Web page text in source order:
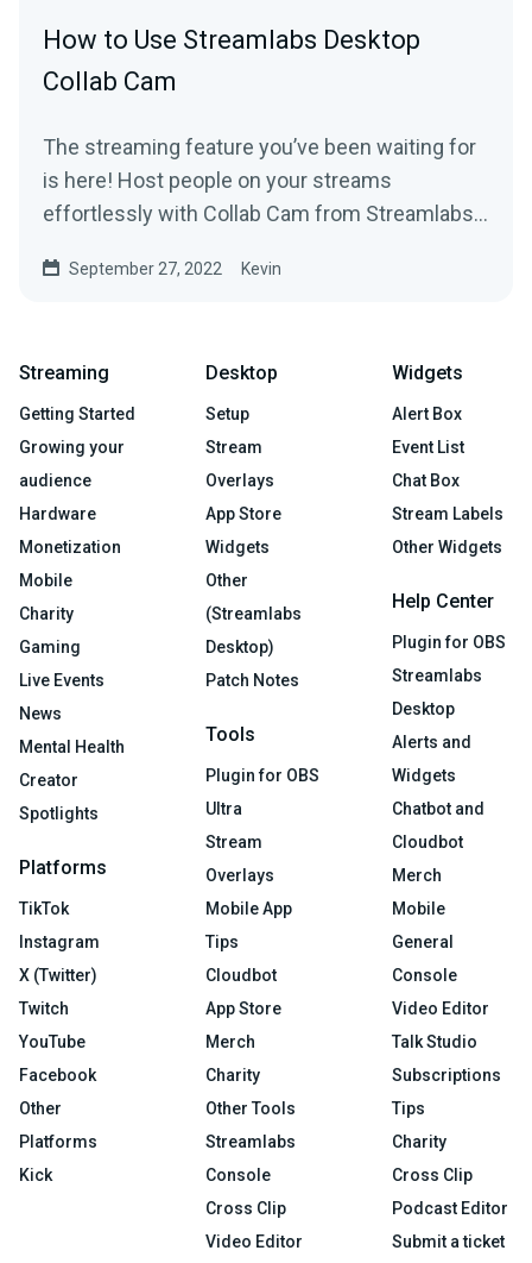
How to Use Streamlabs Desktop
Collab Cam
The streaming feature you’ve been waiting for
is here! Host people on your streams
effortlessly with Collab Cam from Streamlabs
September 27, 2022 Kevin
Streaming
Getting Started
Growing your
audience
Hardware
Monetization
Mobile
Charity
Gaming
Live Events
News
Mental Health
Creator
Spotlights
Platforms
TikTok
Instagram
X (Twitter)
Twitch
YouTube
Facebook
Other
Platforms
Kick
Desktop
Setup
Stream
Overlays
App Store
Widgets
Other
(Streamlabs
Desktop)
Patch Notes
Tools
Plugin for OBS
Ultra
Stream
Overlays
Mobile App
Tips
Cloudbot
App Store
Merch
Charity
Other Tools
Streamlabs
Console
Cross Clip
Video Editor
Widgets
Alert Box
Event List
Chat Box
Stream Labels
Other Widgets
Help Center
Plugin for OBS
Streamlabs
Desktop
Alerts and
Widgets
Chatbot and
Cloudbot
Merch
Mobile
General
Console
Video Editor
Talk Studio
Subscriptions
Tips
Charity
Cross Clip
Podcast Editor
Submit a ticket